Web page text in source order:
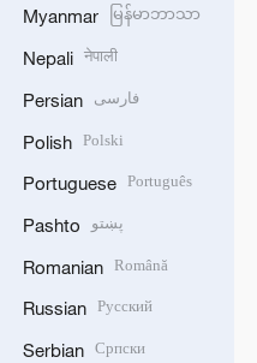
Myanmar မြန်မာဘာသာ
Nepali नेपाली
Persian فارسی
Polish Polski
Portuguese Português
Pashto پښتو
Romanian Română
Russian Русский
Serbian Српски